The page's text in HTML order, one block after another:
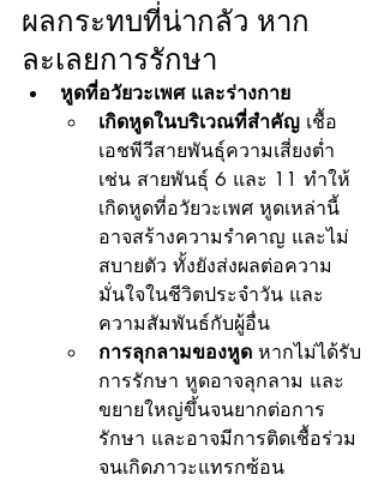
ผลกระทบที่น่ากลัว หาก
ละเลยการรักษา
หูดที่อวัยวะเพศ และร่างกาย
เกิดหูดในบริเวณที่สำคัญ เชื้อ
เอชพีวีสายพันธุ์ความเสี่ยงต่ำ
เช่น สายพันธุ์ 6 และ 11 ทำให้
เกิดหูดที่อวัยวะเพศ หูดเหล่านี้
อาจสร้างความรำคาญ และไม่
สบายตัว ทั้งยังส่งผลต่อความ
มั่นใจในชีวิตประจำวัน และ
ความสัมพันธ์กับผู้อื่น
การลุกลามของหูด หากไม่ได้รับ
การรักษา หูดอาจลุกลาม และ
ขยายใหญ่ขึ้นจนยากต่อการ
รักษา และอาจมีการติดเชื้อร่วม
จนเกิดภาวะแทรกซ้อน